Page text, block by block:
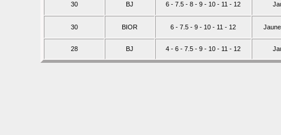
30 BJ 6 - 7.5 - 8 - 9 - 10 - 11 - 12
30 BIOR 6 - 7.5 - 9 - 10 - 11 - 12
28 BJ 4 - 6 -7.5 - 9 - 10 - 11 - 12